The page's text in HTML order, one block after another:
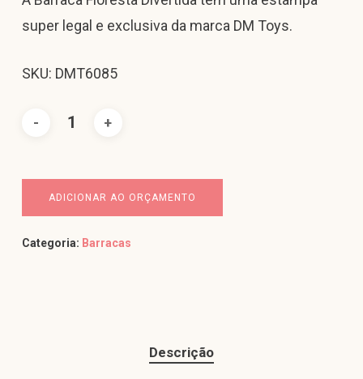
super legal e exclusiva da marca DM Toys.
SKU: DMT6085
ADICIONAR AO ORÇAMENTO
Categoria: Barracas
Descrição